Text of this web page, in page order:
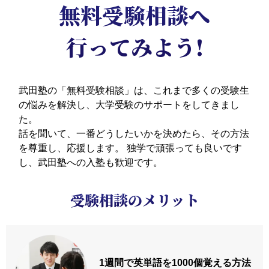
無料受験相談へ
行ってみよう!
武田塾の「無料受験相談」は、これまで多くの受験生
の悩みを解決し、大学受験のサポートをしてきまし
た。
話を聞いて、一番どうしたいかを決めたら、その方法
を尊重し、応援します。
独学で頑張っても良いです
し、武田塾への入塾も歓迎です。
受験相談のメリット
1週間で英単語を1000個覚える方法